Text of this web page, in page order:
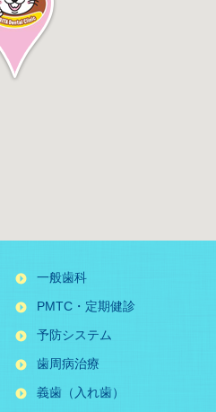
一般歯科
PMTC・定期健診
予防システム
歯周病治療
義歯（入れ歯）